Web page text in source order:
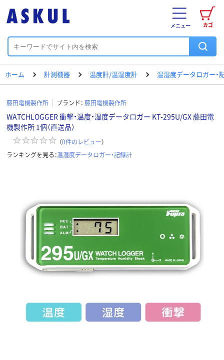
カゴ
メニュー
ホーム 計測機器 温度計/温湿度計 温湿度データロガー・
藤田電機製作所 ブランド： 藤田電機製作所
WATCHLOGGER 衝撃・温度・湿度データロガー KT-295U/GX 藤田電
機製作所 1個（直送品）
（0件のレビュー）
ランキングを見る：温湿度データロガー・記録計